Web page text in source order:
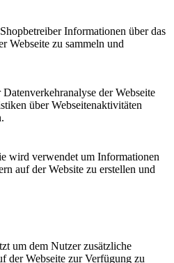
Informationen über das
Webseite zu sammeln und
der Webseite
über Webseitenaktivitäten
wird verwendet um Informationen
auf der Website zu erstellen und
um dem Nutzer zusätzliche
der Webseite zur Verfügung zu